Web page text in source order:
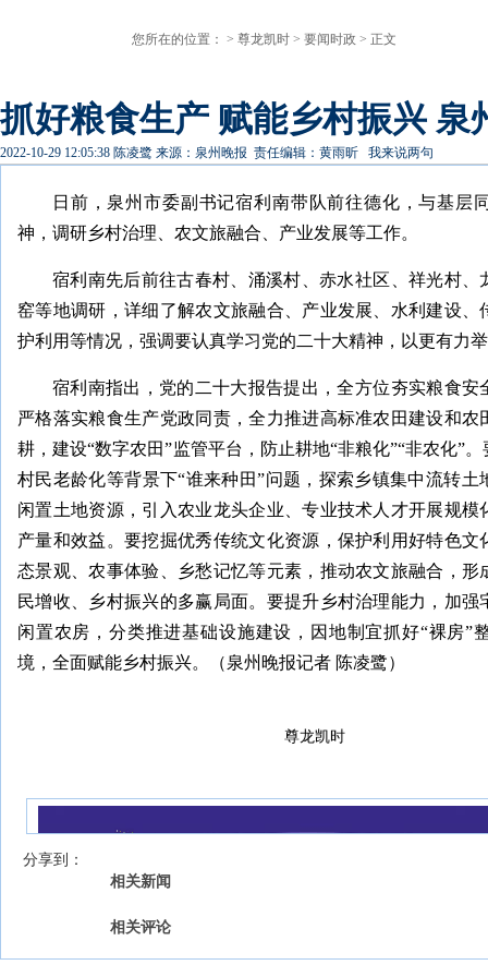
您所在的位置： > 尊龙凯时 > 要闻时政 > 正文
抓好粮食生产 赋能乡村振兴
2022-10-29 12:05:38 陈凌鹭 来源：泉州晚报 责任编辑：黄雨昕 我来说两句
日前，泉州市委副书记宿利南带队前往德化，与基层
神，调研乡村治理、农文旅融合、产业发展等工作。
宿利南先后前往古春村、涌溪村、赤水社区、祥光村、
窑等地调研，详细了解农文旅融合、产业发展、水利建设、
护利用等情况，强调要认真学习党的二十大精神，以更有力
宿利南指出，党的二十大报告提出，全方位夯实粮食安
严格落实粮食生产党政同责，全力推进高标准农田建设和农
耕，建设“数字农田”监管平台，防止耕地“非粮化”“非农化”
村民老龄化等背景下“谁来种田”问题，探索乡镇集中流转
闲置土地资源，引入农业龙头企业、专业技术人才开展规模
产量和效益。要挖掘优秀传统文化资源，保护利用好特色文
态景观、农事体验、乡愁记忆等元素，推动农文旅融合，形
民增收、乡村振兴的多赢局面。要提升乡村治理能力，加
闲置农房，分类推进基础设施建设，因地制宜抓好“裸房”
境，全面赋能乡村振兴。（泉州晚报记者 陈凌鹭）
尊龙凯时
分享到：
相关新闻
相关评论